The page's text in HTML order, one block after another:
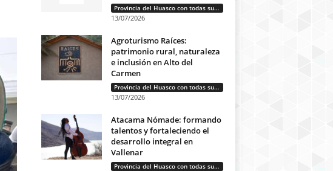
Provincia del Huasco con todas sus letras: Historias que unen cultura, diversidad e identidad
13/07/2026
Agroturismo Raíces:
patrimonio rural, naturaleza
e inclusión en Alto del
Carmen
Provincia del Huasco con todas sus letras: Historias que unen cultura, diversidad e identidad
13/07/2026
Atacama Nómade: formando
talentos y fortaleciendo el
desarrollo integral en
Vallenar
Provincia del Huasco con todas sus letras: Historias que unen cultura, diversidad e identidad